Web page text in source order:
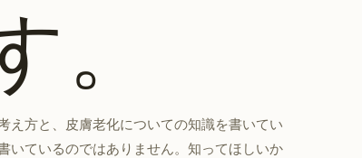
。
え方と、皮膚老化についての知識を書いてい
いているのではありません。知ってほしいか